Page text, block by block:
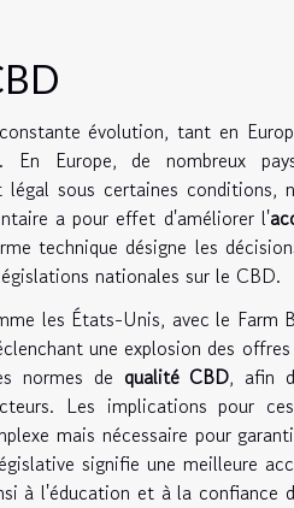
évolution, tant en
Europe, de nombreux
sous certaines conditions,
a pour effet d'améliorer l'
technique désigne les
nationales sur le CBD.
les États-Unis, avec le Farm
une explosion des
normes de qualité CBD, afin
Les implications pour
mais nécessaire pour
signifie une meilleure
à l'éducation et à la confiance